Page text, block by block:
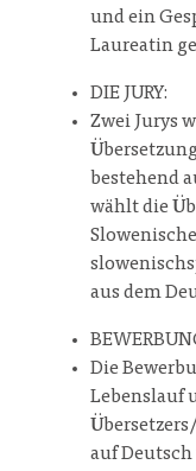
und ein
Laureatin
DIE JURY:
Zwei Jurys
bestehend
wählt die
aus dem
Die
Lebenslauf
auf